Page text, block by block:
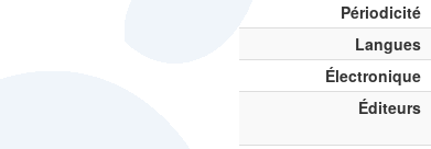
Périodicité
Langues
Électronique
Éditeurs